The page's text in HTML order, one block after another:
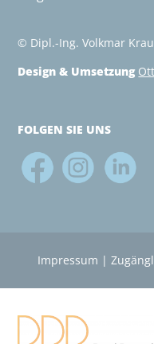
© Dipl.-Ing. Volkmar
Design & Umsetzung
FOLGEN SIE UNS
Impressum |